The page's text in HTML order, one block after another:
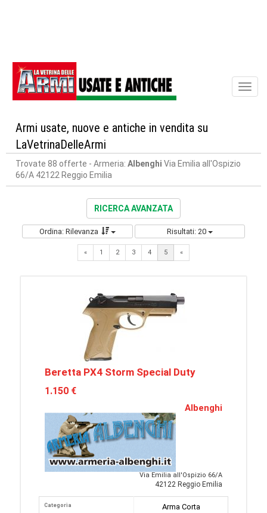
Armi usate, nuove e antiche in vendita su
LaVetrinaDelleArmi
Trovate 88 offerte - Armeria: Albenghi Via Emilia all'Ospizio
66/A 42122 Reggio Emilia
RICERCA AVANZATA
Ordina: Rilevanza Risultati: 20
«Previous
1 2 3 4 5 «
Beretta PX4 Storm Special Duty
1.150 €
Albenghi
Via Emilia all'Ospizio 66/A
42122 Reggio Emilia
Categoria
Arma Corta